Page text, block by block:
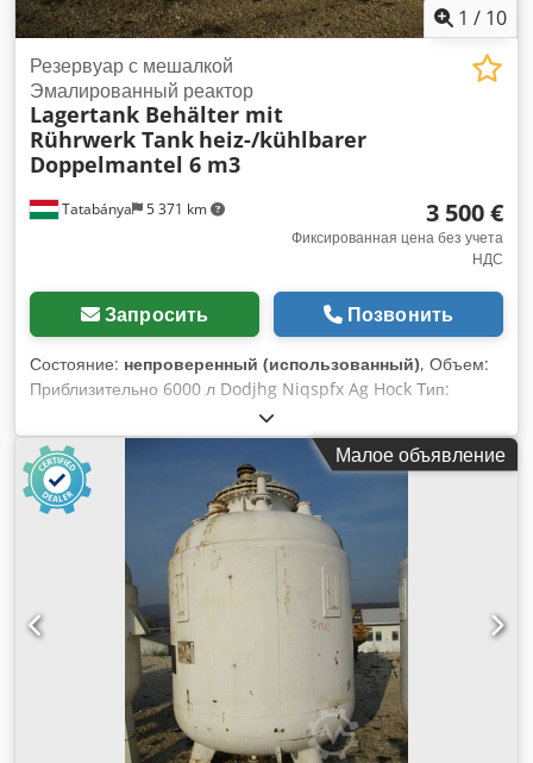
1 / 10
Tatabánya 5 371 km
Резервуар с мешалкой
Эмалированный реактор
Lagertank Behälter mit
Rührwerk Tank heiz-/kühlbarer
Doppelmantel 6 m3
3 500 €
Фиксированная цена без учета
НДС
Запросить Позвонить
Состояние: непроверенный (использованный), Объем:
Приблизительно 6000 л Dodjhg Niqspfx Ag Hock Тип:
стоящий на трех ногах Диаметр резервуара: 2250 мм
Двойная оболочка с подогревом/охлаждением
Эмалированный бак
Малое объявление